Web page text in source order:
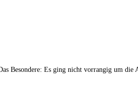
Besondere: Es ging nicht vorrangig um